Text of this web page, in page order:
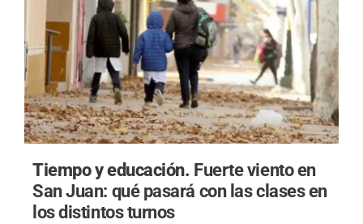
Tiempo y educación. Fuerte viento en
San Juan: qué pasará con las clases en
los distintos turnos